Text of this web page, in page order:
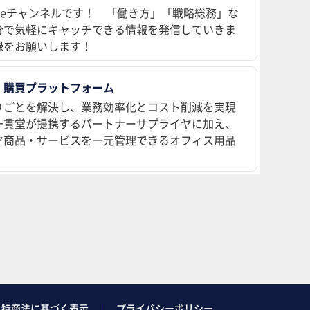
チャンネルです！ 「働き方」「戦略総務」な
気軽にキャッチできる情報を発信していきま
お願いします！
買プラットフォーム
とを解決し、業務効率化とコスト削減を実現
堂が提携するパートナーサプライヤに加え、
品・サービスを一元管理できるオフィス用品